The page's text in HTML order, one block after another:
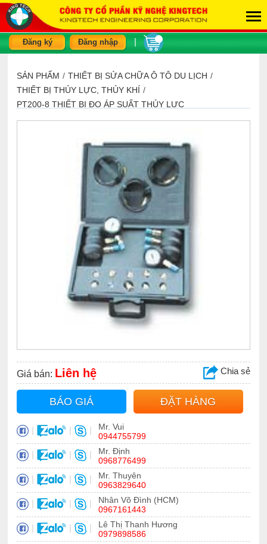
Đăng ký Đăng nhập
SẢN PHẨM / THIẾT BỊ SỬA CHỮA Ô TÔ DU LỊCH /
THIẾT BỊ THỦY LỰC, THỦY KHÍ /
PT200-8 THIẾT BỊ ĐO ÁP SUẤT THỦY LỰC
Giá bán: Liên hệ Chia sẻ
BÁO GIÁ ĐẶT HÀNG
| | |
Mr. Vui
0944755799
| | |
Mr. Định
0968776499
| | |
Mr. Thuyên
0963829640
| | |
Nhân Võ Đình (HCM)
0967161443
| | |
Lê Thị Thanh Hương
0979898586